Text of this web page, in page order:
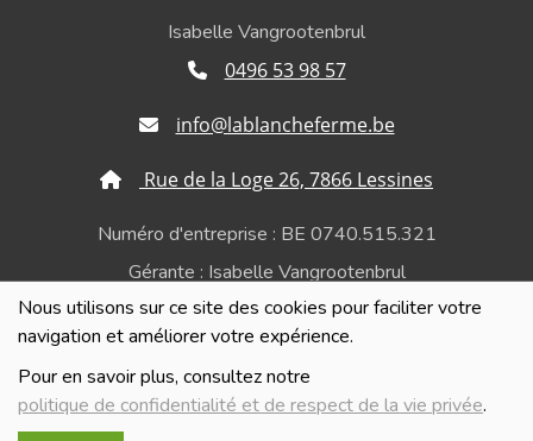
Nous utilisons sur ce site des cookies pour faciliter votre
navigation et améliorer votre expérience.
Pour en savoir plus, consultez notre
politique de confidentialité et de respect de la vie privée.
Isabelle Vangrootenbrul
0496 53 98 57
info@lablancheferme.be
Rue de la Loge 26, 7866 Lessines
Numéro d'entreprise : BE 0740.515.321
Gérante : Isabelle Vangrootenbrul
Politique de confidentialité et de respect de la vie
privée